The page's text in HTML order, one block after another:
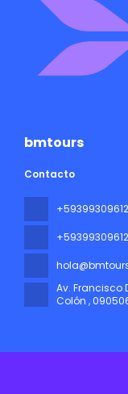
bmtours
Contacto
Av. Francisco
Colón ,